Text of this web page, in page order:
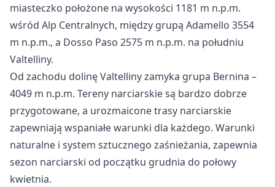
miasteczko położone na wysokości 1181 m n.p.m.
wśród Alp Centralnych, między grupą Adamello 3554
m n.p.m., a Dosso Paso 2575 m n.p.m. na południu
Valtelliny.
Od zachodu dolinę Valtelliny zamyka grupa Bernina –
4049 m n.p.m. Tereny narciarskie są bardzo dobrze
przygotowane, a urozmaicone trasy narciarskie
zapewniają wspaniałe warunki dla każdego. Warunki
naturalne i system sztucznego zaśnieżania, zapewnia
sezon narciarski od początku grudnia do połowy
kwietnia.